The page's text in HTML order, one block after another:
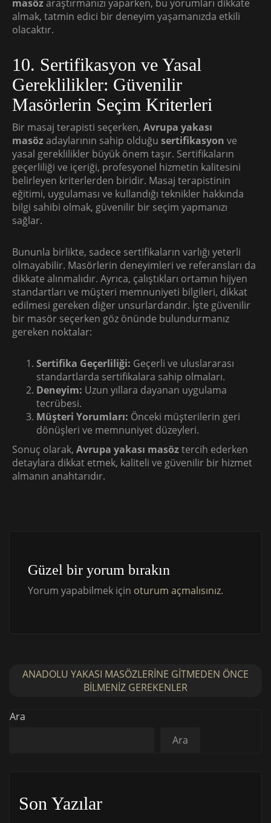
masözaraştırmanızı yaparken, bu yorumları dikkate
almak, tatmin edici bir deneyim yaşamanızda etkili
olacaktır.
10. Sertifikasyon ve Yasal
Gereklilikler: Güvenilir
Masörlerin Seçim Kriterleri
Bir masaj terapisti seçerken, Avrupa yakası
masözadaylarının sahip olduğu sertifikasyon ve
yasal gereklilikler büyük önem taşır. Sertifikaların
geçerliliği ve içeriği, profesyonel hizmetin kalitesini
belirleyen kriterlerden biridir. Masaj terapistinin
eğitimi, uygulaması ve kullandığı teknikler hakkında
bilgi sahibi olmak, güvenilir bir seçim yapmanızı
sağlar.
Bununla birlikte, sadece sertifikaların varlığı yeterli
olmayabilir. Masörlerin deneyimleri ve referansları da
dikkate alınmalıdır. Ayrıca, çalıştıkları ortamın hijyen
standartları ve müşteri memnuniyeti bilgileri, dikkat
edilmesi gereken diğer unsurlardandır. İşte güvenilir
bir masör seçerken göz önünde bulundurmanız
gereken noktalar:
Sertifika Geçerliliği: Geçerli ve uluslararası
standartlarda sertifikalara sahip olmaları.
Deneyim: Uzun yıllara dayanan uygulama
tecrübesi.
Müşteri Yorumları: Önceki müşterilerin geri
dönüşleri ve memnuniyet düzeyleri.
Sonuç olarak, Avrupa yakası masöztercih ederken
detaylara dikkat etmek, kaliteli ve güvenilir bir hizmet
almanın anahtarıdır.
Güzel bir yorum bırakın
Yorum yapabilmek için oturum açmalısınız.
ANADOLU YAKASI MASÖZLERINE GITMEDEN ÖNCE
BILMENIZ GEREKENLER
Ara
Ara
Son Yazılar